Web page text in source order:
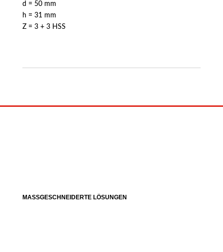
d = 50 mm
h = 31 mm
Z = 3 + 3 HSS
MASSGESCHNEIDERTE LÖSUNGEN